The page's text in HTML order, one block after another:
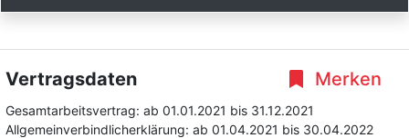
Merken
Vertragsdaten
Gesamtarbeitsvertrag: ab 01.01.2021 bis 31.12.2021
Allgemeinverbindlicherklärung: ab 01.04.2021 bis 30.04.2022